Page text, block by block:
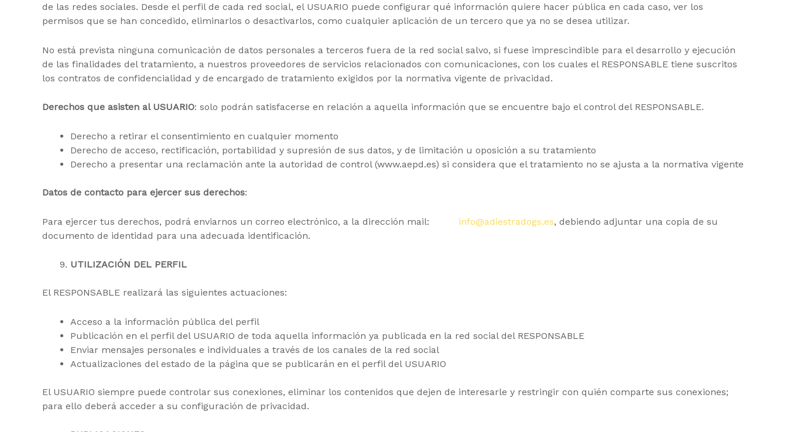
de las redes sociales. Desde el perfil de cada red social, el USUARIO puede configurar qué información quiere hacer pública en cada caso, ver los
permisos que se han concedido, eliminarlos o desactivarlos, como cualquier aplicación de un tercero que ya no se desea utilizar.
No está prevista ninguna comunicación de datos personales a terceros fuera de la red social salvo, si fuese imprescindible para el desarrollo y ejecución
de las finalidades del tratamiento, a nuestros proveedores de servicios relacionados con comunicaciones, con los cuales el RESPONSABLE tiene suscritos
los contratos de confidencialidad y de encargado de tratamiento exigidos por la normativa vigente de privacidad.
Derechos que asisten al USUARIO: solo podrán satisfacerse en relación a aquella información que se encuentre bajo el control del RESPONSABLE.
Derecho a retirar el consentimiento en cualquier momento
Derecho de acceso, rectificación, portabilidad y supresión de sus datos, y de limitación u oposición a su tratamiento
Derecho a presentar una reclamación ante la autoridad de control (www.aepd.es) si considera que el tratamiento no se ajusta a la normativa vigente
Datos de contacto para ejercer sus derechos:
Para ejercer tus derechos, podrá enviarnos un correo electrónico, a la dirección mail: info@adiestradogs.es, debiendo adjuntar una copia de su
documento de identidad para una adecuada identificación.
UTILIZACIÓN DEL PERFIL
El RESPONSABLE realizará las siguientes actuaciones:
Acceso a la información pública del perfil
Publicación en el perfil del USUARIO de toda aquella información ya publicada en la red social del RESPONSABLE
Enviar mensajes personales e individuales a través de los canales de la red social
Actualizaciones del estado de la página que se publicarán en el perfil del USUARIO
El USUARIO siempre puede controlar sus conexiones, eliminar los contenidos que dejen de interesarle y restringir con quién comparte sus conexiones;
para ello deberá acceder a su configuración de privacidad.